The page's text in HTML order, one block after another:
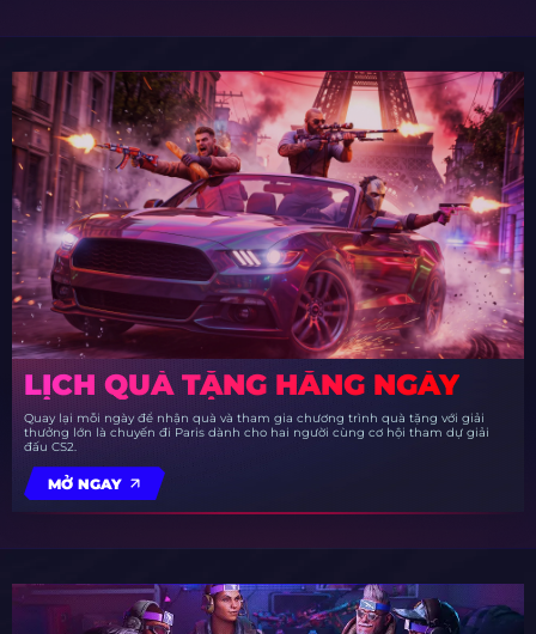
LỊCH QUÀ TẶNG HẰNG NGÀY
Quay lại mỗi ngày để nhận quà và tham gia chương trình quà tặng với giải
thưởng lớn là chuyến đi Paris dành cho hai người cùng cơ hội tham dự giải
đấu CS2.
MỞ NGAY